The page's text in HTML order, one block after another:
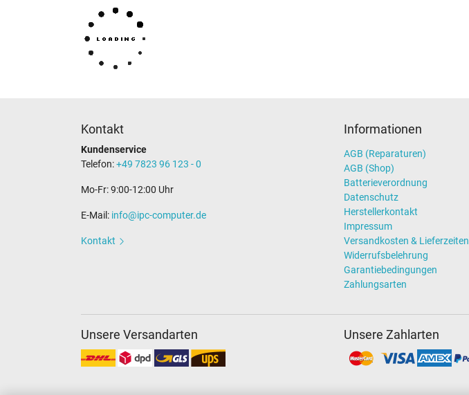
Kontakt
Kundenservice
Telefon:+49 7823 96 123 - 0
Mo-Fr: 9:00-12:00 Uhr
E-Mail: info@ipc-computer.de
Kontakt
Informationen
AGB (Reparaturen)
AGB (Shop)
Batterieverordnung
Datenschutz
Herstellerkontakt
Impressum
Versandkosten & Lieferzeiten
Widerrufsbelehrung
Garantiebedingungen
Zahlungsarten
Unsere Versandarten Unsere Zahlarten